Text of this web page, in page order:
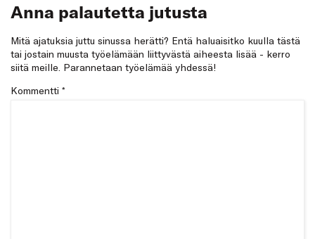
Anna palautetta jutusta
Mitä ajatuksia juttu sinussa herätti? Entä haluaisitko kuulla tästä
tai jostain muusta työelämään liittyvästä aiheesta lisää - kerro
siitä meille. Parannetaan työelämää yhdessä!
Kommentti *